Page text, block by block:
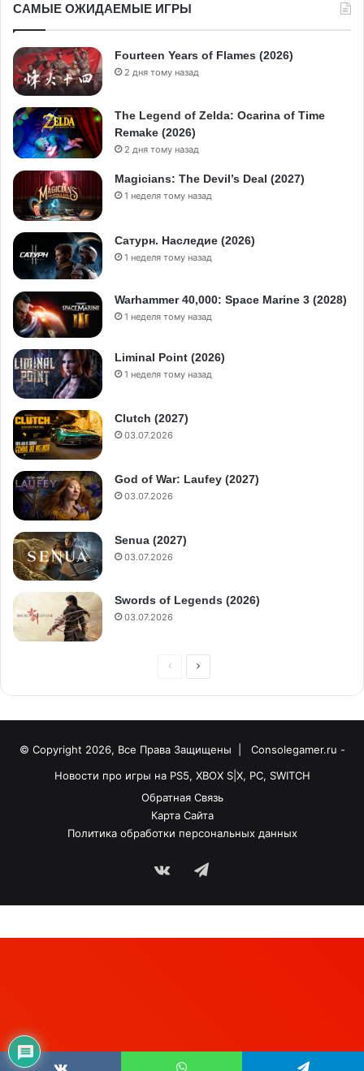
САМЫЕ ОЖИДАЕМЫЕ ИГРЫ
Fourteen Years of Flames (2026)
2 дня тому назад
The Legend of Zelda: Ocarina of Time
Remake (2026)
2 дня тому назад
Magicians: The Devil’s Deal (2027)
1 неделя тому назад
Сатурн. Наследие (2026)
1 неделя тому назад
Warhammer 40,000: Space Marine 3 (2028)
1 неделя тому назад
Liminal Point (2026)
1 неделя тому назад
Clutch (2027)
03.07.2026
God of War: Laufey (2027)
03.07.2026
Senua (2027)
03.07.2026
Swords of Legends (2026)
03.07.2026
© Copyright 2026, Все Права Защищены |
Consolegamer.ru -
Новости про игры на PS5, XBOX S|X, PC, SWITCH
Обратная Связь
Карта Сайта
Политика обработки персональных данных